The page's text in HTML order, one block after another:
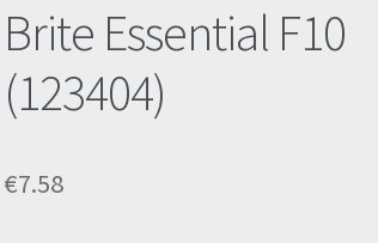
Brite Essential F10
(123404)
€7.58